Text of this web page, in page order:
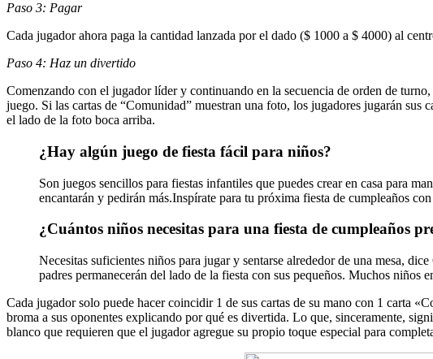
Paso 3: Pagar
Cada jugador ahora paga la cantidad lanzada por el dado ($ 1000 a $ 4000) al
Paso 4: Haz un divertido
Comenzando con el jugador líder y continuando en la secuencia de orden de
juego. Si las cartas de “Comunidad” muestran una foto, los jugadores jugarán
el lado de la foto boca arriba.
¿Hay algún juego de fiesta fácil para niños?
Son juegos sencillos para fiestas infantiles que puedes crear en casa para
encantarán y pedirán más.Inspírate para tu próxima fiesta de cumpleaños
¿Cuántos niños necesitas para una fiesta de cumpleaños
Necesitas suficientes niños para jugar y sentarse alrededor de una mesa,
padres permanecerán del lado de la fiesta con sus pequeños. Muchos niños
Cada jugador solo puede hacer coincidir 1 de sus cartas de su mano con 1 carta
broma a sus oponentes explicando por qué es divertida. Lo que, sinceramente,
blanco que requieren que el jugador agregue su propio toque especial para